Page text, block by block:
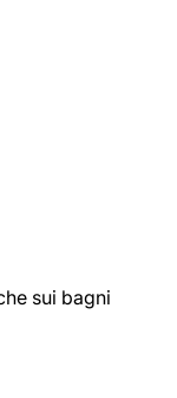
sui bagni